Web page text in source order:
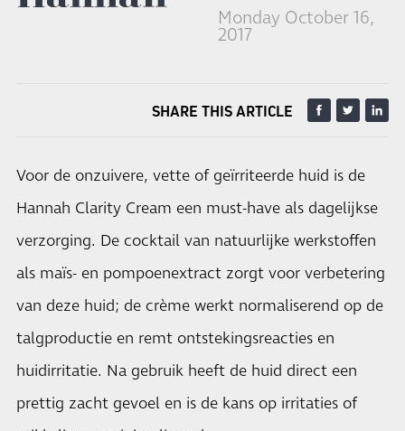
Monday October 16,
2017
SHARE THIS ARTICLE
Voor de onzuivere, vette of geïrriteerde huid is de
Hannah Clarity Cream een must-have als dagelijkse
verzorging. De cocktail van natuurlijke werkstoffen
als maïs- en pompoenextract zorgt voor verbetering
van deze huid; de crème werkt normaliserend op de
talgproductie en remt ontstekingsreacties en
huidirritatie. Na gebruik heeft de huid direct een
prettig zacht gevoel en is de kans op irritaties of